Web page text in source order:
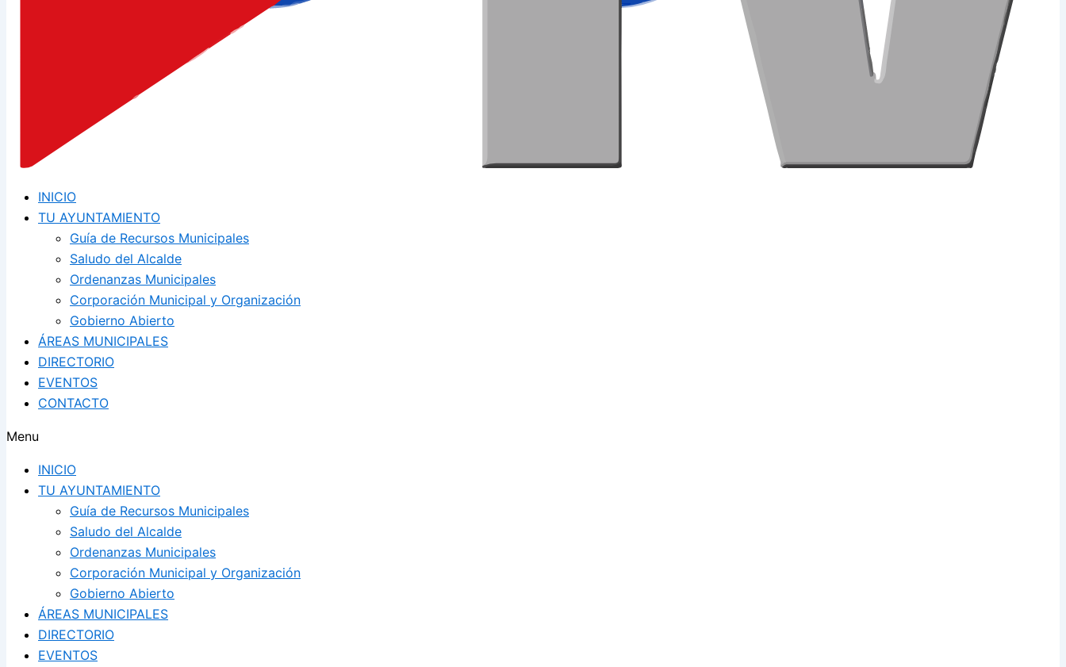
INICIO
TU AYUNTAMIENTO
Guía de Recursos Municipales
Saludo del Alcalde
Ordenanzas Municipales
Corporación Municipal y Organización
Gobierno Abierto
ÁREAS MUNICIPALES
DIRECTORIO
EVENTOS
CONTACTO
Menu
INICIO
TU AYUNTAMIENTO
Guía de Recursos Municipales
Saludo del Alcalde
Ordenanzas Municipales
Corporación Municipal y Organización
Gobierno Abierto
ÁREAS MUNICIPALES
DIRECTORIO
EVENTOS